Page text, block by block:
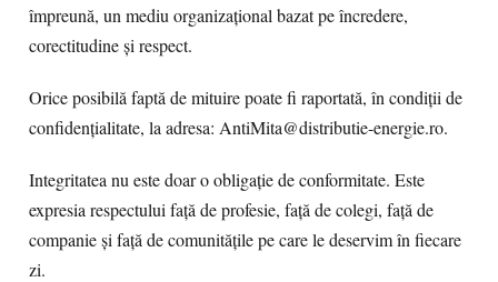
împreună, un mediu organizațional bazat pe încredere,
corectitudine și respect.
Orice posibilă faptă de mituire poate fi raportată, în condiții de
confidențialitate, la adresa: AntiMita@distributie-energie.ro.
Integritatea nu este doar o obligație de conformitate. Este
expresia respectului față de profesie, față de colegi, față de
companie și față de comunitățile pe care le deservim în fiecare
zi.